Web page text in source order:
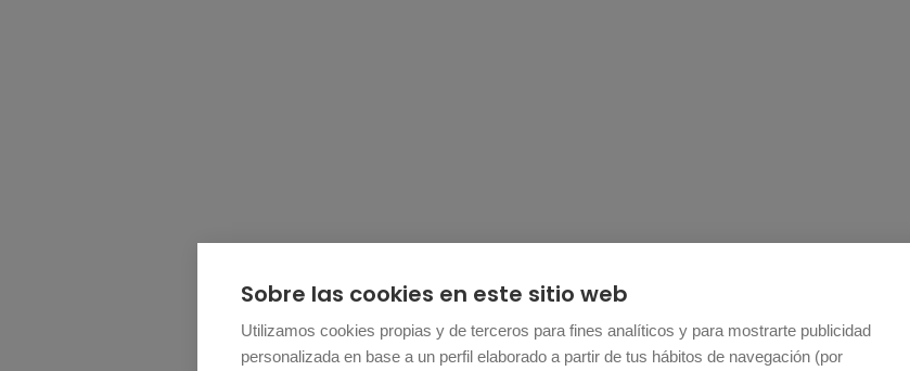
Sobre las cookies en este sitio web
Utilizamos cookies propias y de terceros para fines analíticos y para mostrarte publicidad
personalizada en base a un perfil elaborado a partir de tus hábitos de navegación (por